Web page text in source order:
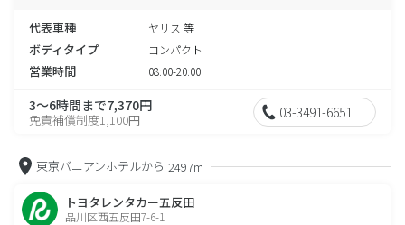
代表車種 ヤリス 等
ボディタイプ コンパクト
営業時間 08:00-20:00
3～6時間まで7,370円
免責補償制度1,100円 03-3491-6651
東京バニアンホテルから 2497m
トヨタレンタカー五反田
品川区西五反田7-6-1